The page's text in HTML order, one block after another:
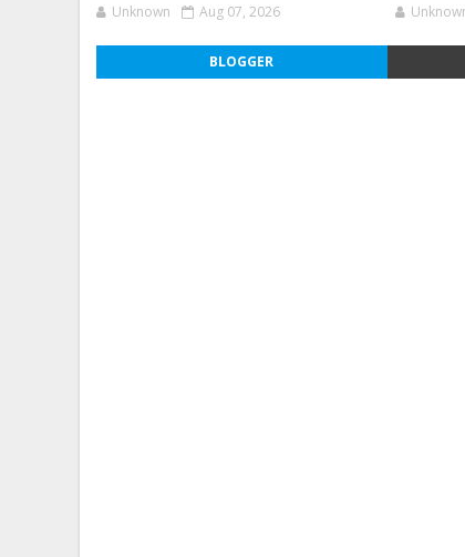
Unknown Aug 07, 2026
BLOGGER